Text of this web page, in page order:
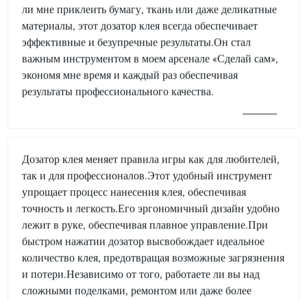
ли мне приклеить бумагу, ткань или даже деликатные
материалы, этот дозатор клея всегда обеспечивает
эффективные и безупречные результаты.Он стал
важным инструментом в моем арсенале «Сделай сам»,
экономя мне время и каждый раз обеспечивая
результаты профессионального качества.
Дозатор клея меняет правила игры как для любителей,
так и для профессионалов.Этот удобный инструмент
упрощает процесс нанесения клея, обеспечивая
точность и легкость.Его эргономичный дизайн удобно
лежит в руке, обеспечивая плавное управление.При
быстром нажатии дозатор высвобождает идеальное
количество клея, предотвращая возможные загрязнения
и потери.Независимо от того, работаете ли вы над
сложными поделками, ремонтом или даже более